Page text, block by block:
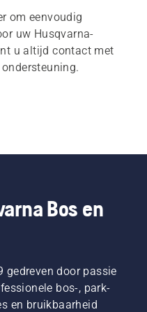
om eenvoudig
uw Husqvarna-
u altijd contact met
Bos en
gedreven door passie
bos-, park-
en bruikbaarheid